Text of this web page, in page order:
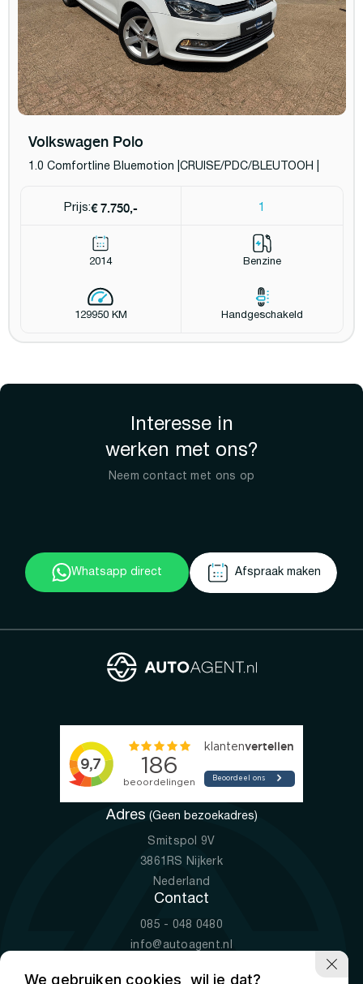
Volkswagen Polo
1.0 Comfortline Bluemotion |CRUISE/PDC/BLEUTOOH |
Prijs:€ 7.750,- 1
2014 Benzine
129950 KM Handgeschakeld
Interesse in
werken met ons?
Neem contact met ons op
Whatsapp direct Afspraak maken
Adres (Geen bezoekadres)
Smitspol 9V
3861RS Nijkerk
Nederland
Contact
085 - 048 0480
info@autoagent.nl
We gebruiken cookies, wil je dat?